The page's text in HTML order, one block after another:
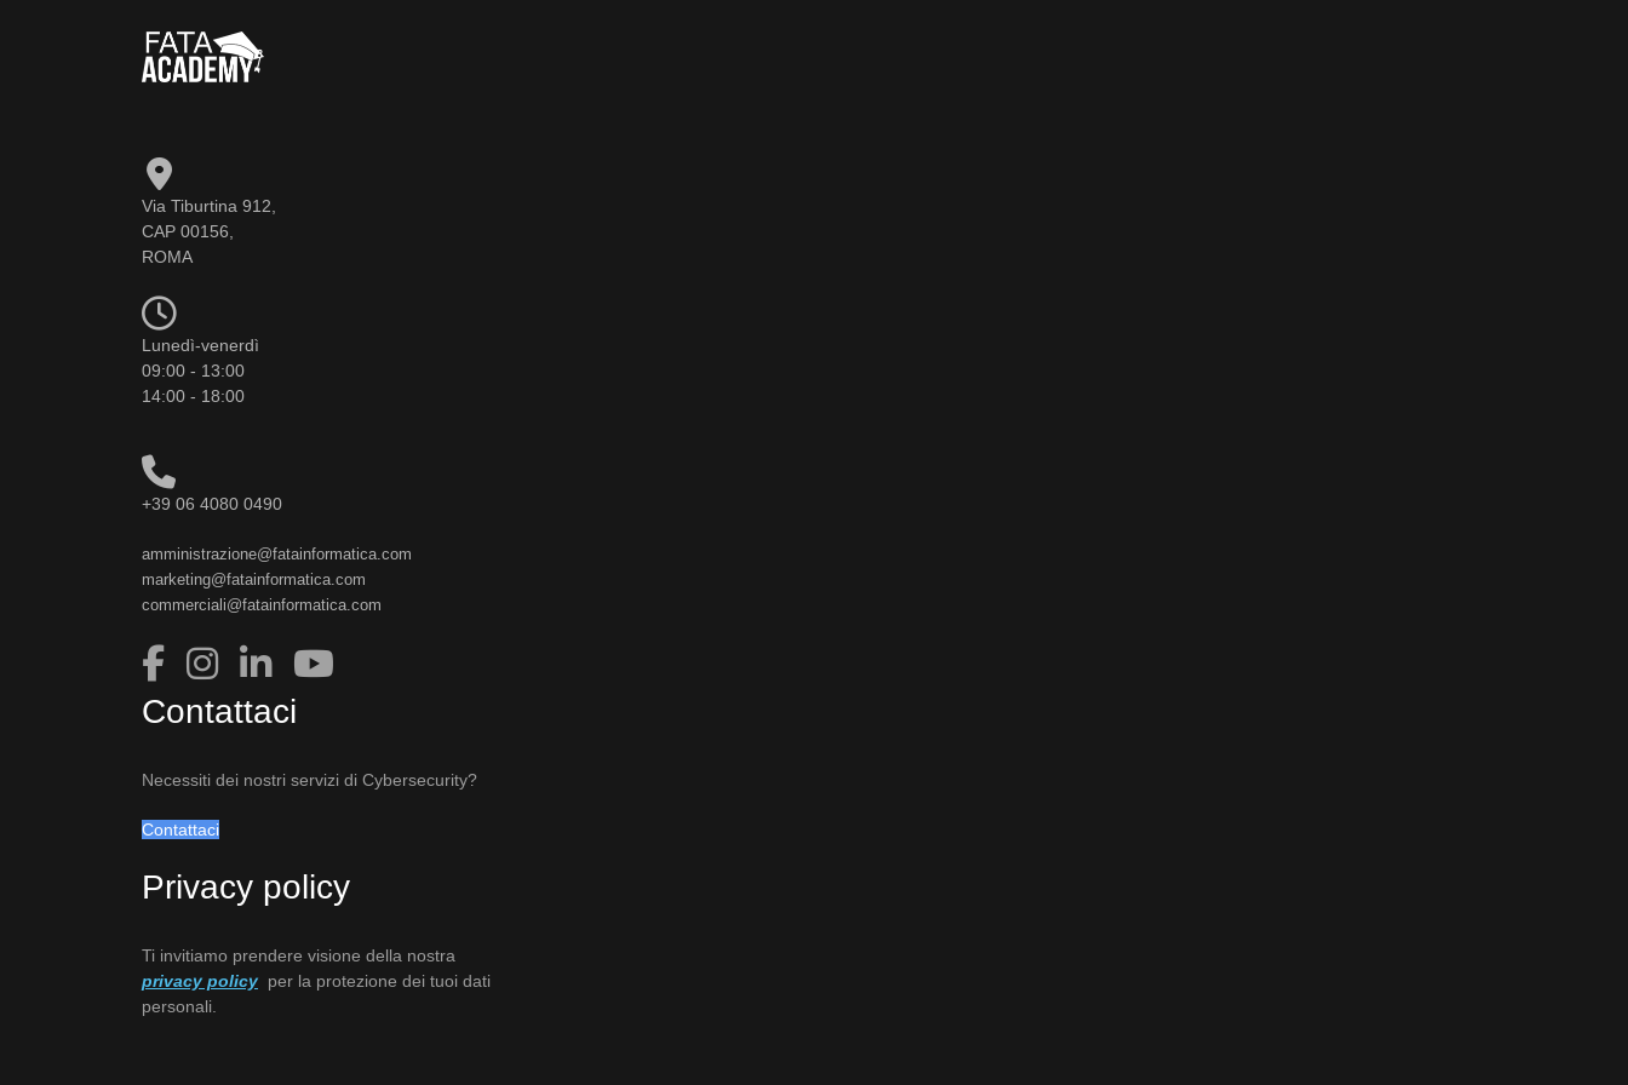
Via Tiburtina 912,
CAP 00156,
ROMA
Lunedì-venerdì
09:00 - 13:00
14:00 - 18:00
+39 06 4080 0490
amministrazione@fatainformatica.com
marketing@fatainformatica.com
commerciali@fatainformatica.com
Contattaci
Necessiti dei nostri servizi di Cybersecurity?
Contattaci
Privacy policy
Ti invitiamo prendere visione della nostra
privacy policy per la protezione dei tuoi dati
personali.